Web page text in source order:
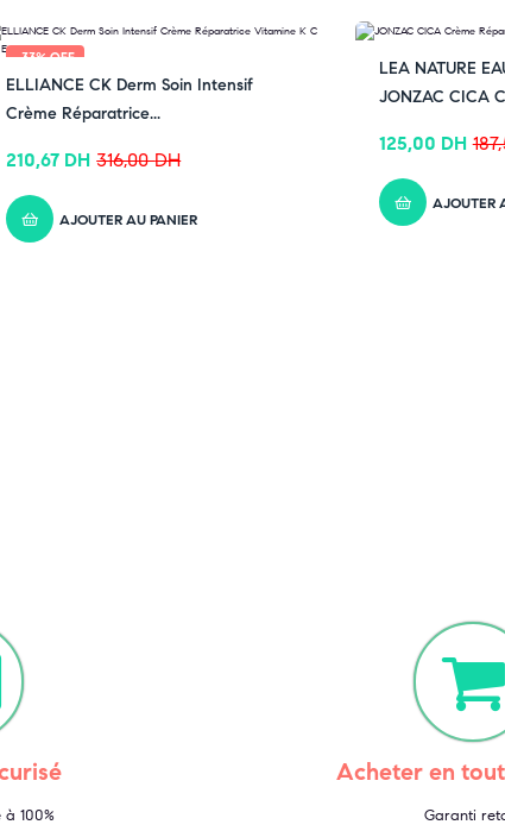
-33% OFF
ELLIANCE CK Derm Soin Intensif
Crème Réparatrice...
316,00DH
210,67 DH
AJOUTER AU PANIER
LEA NATURE
JONZAC CICA
125,00 DH
AJOUTER
100%
Acheter en
Garanti